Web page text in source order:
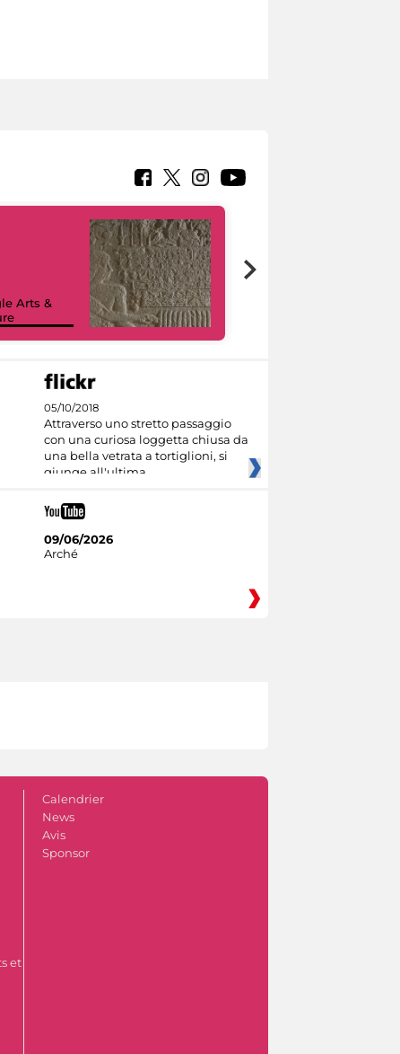
Arts &
05/10/2018
Attraverso uno stretto passaggio
con una curiosa loggetta chiusa da
una bella vetrata a tortiglioni, si
giunge all'ultima
09/06/2026
Arché
et
Calendrier
News
Avis
Sponsor